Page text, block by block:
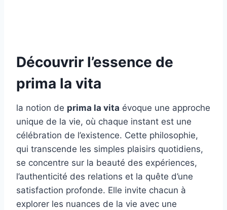
Découvrir l’essence de
prima la vita
la notion de prima la vita évoque une approche
unique de la vie, où chaque instant est une
célébration de l’existence. Cette philosophie,
qui transcende les simples plaisirs quotidiens,
se concentre sur la beauté des expériences,
l’authenticité des relations et la quête d’une
satisfaction profonde. Elle invite chacun à
explorer les nuances de la vie avec une